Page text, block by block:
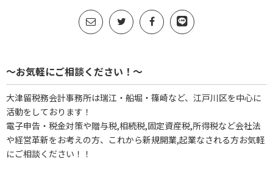
～お気軽にご相談ください！～
大津留税務会計事務所は瑞江・船堀・篠崎など、江戸川区を中心に
活動をしております！
電子申告・税金対策や贈与税,相続税,固定資産税,所得税など会社法
や経営革新をお考えの方、これから新規開業,起業なされる方お気軽
にご相談ください！！